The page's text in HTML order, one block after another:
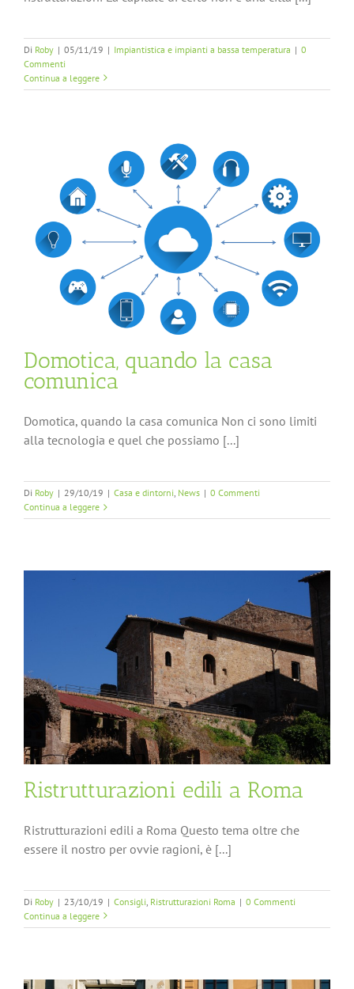
Di Roby | 05/11/19 | Impiantistica e impianti a bassa temperatura | 0
Commenti
Continua a leggere
Domotica, quando la casa
comunica
Domotica, quando la casa comunica Non ci sono limiti
alla tecnologia e quel che possiamo [...]
Di Roby | 29/10/19 | Casa e dintorni, News | 0 Commenti
Continua a leggere
Ristrutturazioni edili a Roma
Ristrutturazioni edili a Roma Questo tema oltre che
essere il nostro per ovvie ragioni, è [...]
Di Roby | 23/10/19 | Consigli Ristrutturazioni Roma | 0 Commenti
Continua a leggere